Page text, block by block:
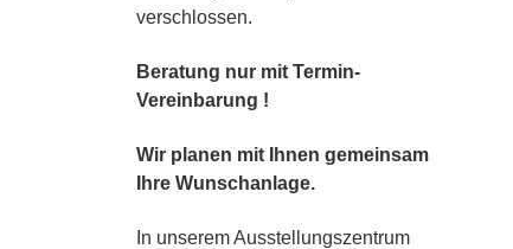
verschlossen.
Beratung nur mit Termin-
Vereinbarung !
Wir planen mit Ihnen gemeinsam
Ihre Wunschanlage.
In unserem Ausstellungszentrum